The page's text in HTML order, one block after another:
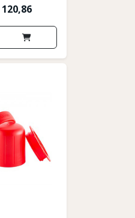
120,86